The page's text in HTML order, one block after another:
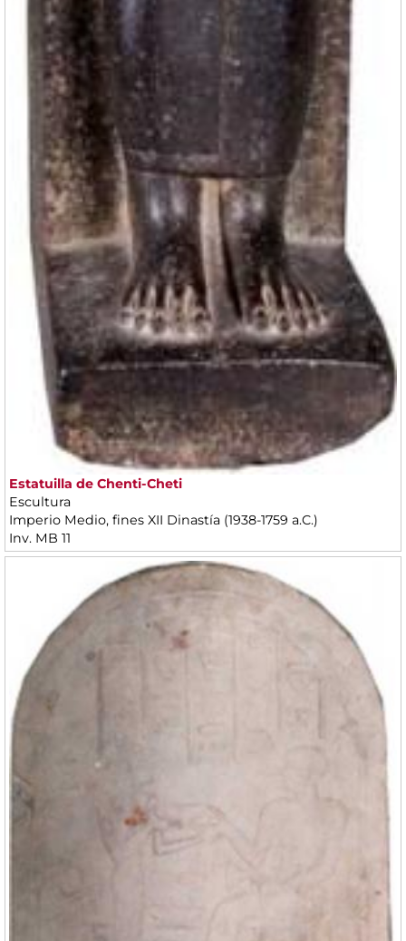
Estatuilla de Chenti-Cheti
Escultura
Imperio Medio, fines XII Dinastía (1938-1759 a.C.)
Inv. MB 11